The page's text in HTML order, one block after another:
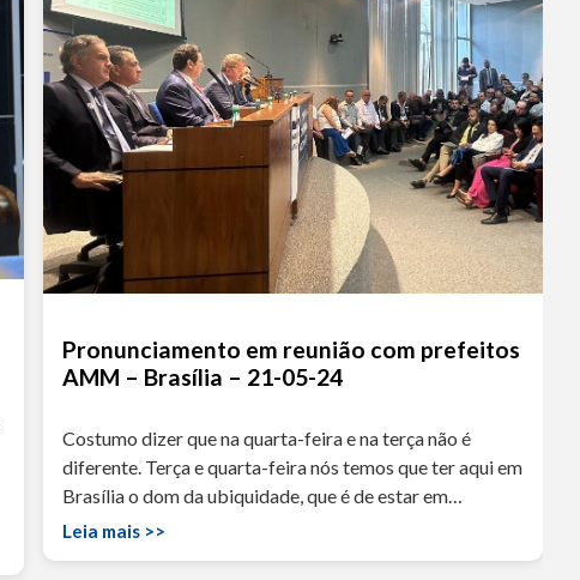
Pronunciamento em reunião com prefeitos
AMM – Brasília – 21-05-24
Costumo dizer que na quarta-feira e na terça não é
diferente. Terça e quarta-feira nós temos que ter aqui em
Brasília o dom da ubiquidade, que é de estar em…
Leia mais >>